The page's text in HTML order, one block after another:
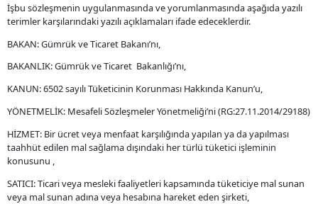
İşbu sözleşmenin uygulanmasında ve yorumlanmasında aşağıda yazılı
terimler karşılarındaki yazılı açıklamaları ifade edeceklerdir.
BAKAN: Gümrük ve Ticaret Bakanı’nı,
BAKANLIK: Gümrük ve Ticaret Bakanlığı’nı,
KANUN: 6502 sayılı Tüketicinin Korunması Hakkında Kanun’u,
YÖNETMELİK: Mesafeli Sözleşmeler Yönetmeliği’ni (RG:27.11.2014/29188)
HİZMET: Bir ücret veya menfaat karşılığında yapılan ya da yapılması
taahhüt edilen mal sağlama dışındaki her türlü tüketici işleminin
konusunu ,
SATICI: Ticari veya mesleki faaliyetleri kapsamında tüketiciye mal sunan
veya mal sunan adına veya hesabına hareket eden şirketi,